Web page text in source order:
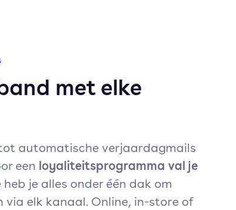
met elke
automatische verjaardagmails
een loyaliteitsprogramma val je
je alles onder één dak om
elk kanaal. Online, in-store of